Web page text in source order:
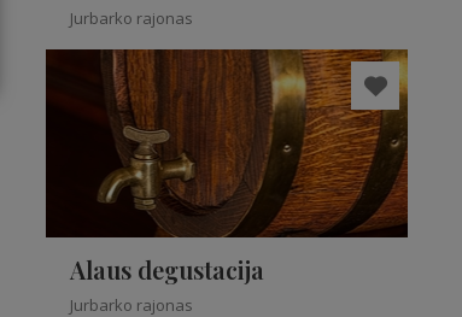
Jurbarko rajonas
Alaus degustacija
Jurbarko rajonas